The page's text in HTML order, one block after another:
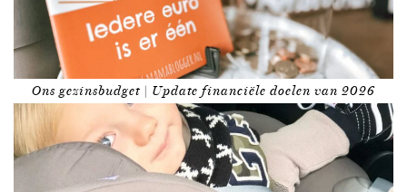
Ons gezinsbudget | Update financiële doelen van 2026